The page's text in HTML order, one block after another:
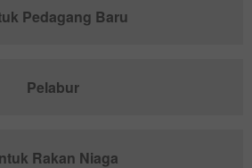
Pedagang Baru
Pelabur
Rakan Niaga